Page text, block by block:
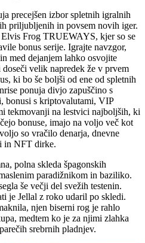
precejšen izbor spletnih igralnih
priljubljenih in povsem novih iger.
Frog TRUEWAYS, kjer so se
bonus serije. Igrajte navzgor,
med dejanjem lahko osvojite
velik napredek že v prvem
ki bo še boljši od ene od spletnih
ponuja divjo zapuščino s
bonusi s kriptovalutami, VIP
tekmovanji na lestvici najboljših, ki
bonuse, imajo na voljo več kot
so vračilo denarja, dnevne
in NFT dirke.
polna skleda špagonskih
paradižnikom in baziliko.
še večji del svežih testenin.
je Jellal z roko udaril po skledi.
njen biserni rog je rahlo
medtem ko je za njimi zlahka
srebrnih pladnjev.